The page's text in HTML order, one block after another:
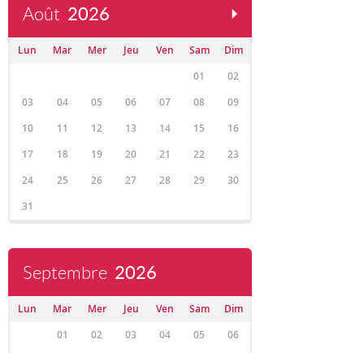
Août 2026
Lun Mar Mer Jeu Ven Sam
Dim
01
02
03
04 05 06 07 08
09
10
11 12 13 14 15
16
17
18 19 20 21 22
23
24
25 26 27 28 29
30
31
Septembre 2026
Lun Mar Mer Jeu Ven Sam
Dim
01
02 03 04 05
06